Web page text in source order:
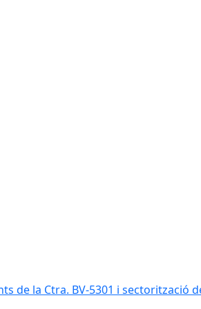
de la Ctra. BV-5301 i sectorització